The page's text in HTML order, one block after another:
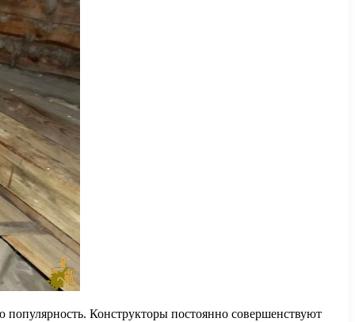
Конструкторы постоянно совершенствуют